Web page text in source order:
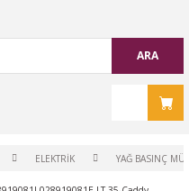
ARA
ELEKTRİK YAĞ BASINÇ